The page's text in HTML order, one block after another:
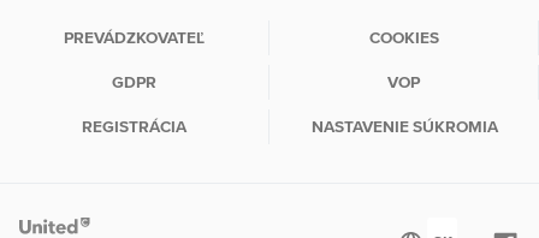
PREVÁDZKOVATEĽ COOKIES
GDPR VOP
REGISTRÁCIA NASTAVENIE SÚKROMIA